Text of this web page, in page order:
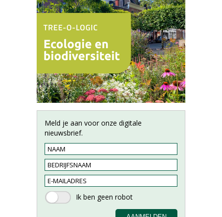
Meld je aan voor onze digitale
nieuwsbrief.